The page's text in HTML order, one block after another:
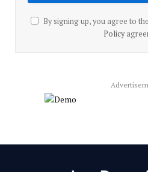
By signing up, you agree to
Policy